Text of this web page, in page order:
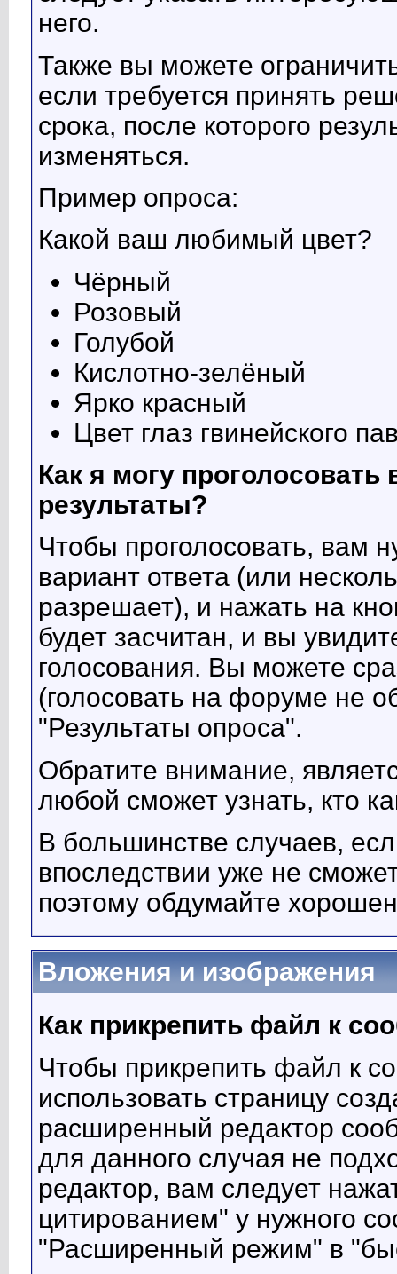
него.
Также вы можете
если требуется принять
срока, после которого
изменяться.
Пример опроса:
Какой ваш любимый цвет?
Чёрный
Розовый
Голубой
Кислотно-зелёный
Ярко красный
Цвет глаз гвинейского
Как я могу проголосовать
результаты?
Чтобы проголосовать, вам
вариант ответа (или
разрешает), и нажать на
будет засчитан, и вы
голосования. Вы можете
(голосовать на форуме не
"Результаты опроса".
Обратите внимание,
любой сможет узнать, кто
В большинстве случаев,
впоследствии уже не
поэтому обдумайте
Вложения и изображения
Как прикрепить файл к
Чтобы прикрепить файл к
использовать страницу
расширенный редактор
для данного случая не
редактор, вам следует
цитированием" у нужного
"Расширенный режим" в